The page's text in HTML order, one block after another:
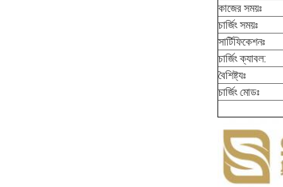
কাজের সময়ঃ
চার্জিং সময়ঃ
সার্টিফিকেশনঃ
চার্জিং ক্যাবল:
বৈশিষ্ট্যঃ
চার্জিং মোডঃ